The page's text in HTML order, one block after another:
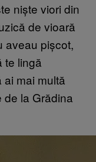
niște viori din
de vioară
aveau pișcot,
te lingă
mai multă
la Grădina